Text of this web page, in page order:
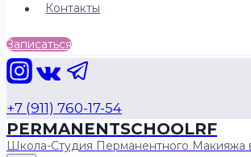
Контакты
Записаться
+7 (911) 760-17-54
PERMANENTSCHOOLRF
Школа-Студия Перманентного Макияжа